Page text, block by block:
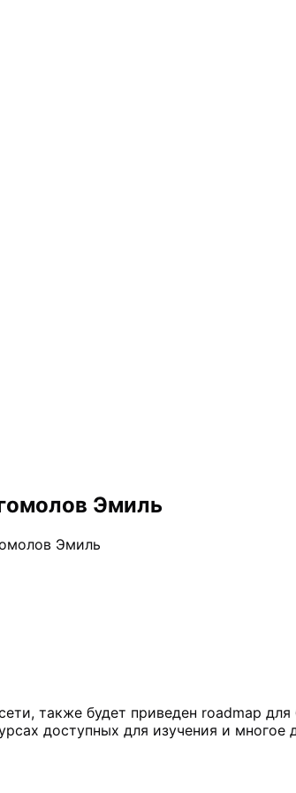
Эмиль
Эмиль
также будет приведен roadmap
доступных для изучения и многое